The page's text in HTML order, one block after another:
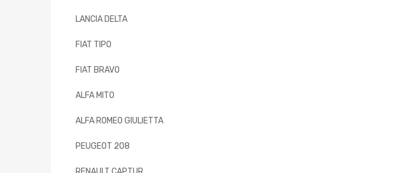
LANCIA DELTA
FIAT TIPO
FIAT BRAVO
ALFA MITO
ALFA ROMEO GIULIETTA
PEUGEOT 208